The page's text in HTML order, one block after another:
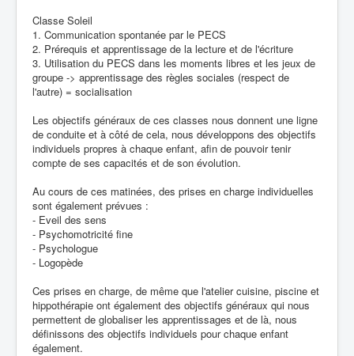
Classe Soleil
1. Communication spontanée par le PECS
2. Prérequis et apprentissage de la lecture et de l'écriture
3. Utilisation du PECS dans les moments libres et les jeux de
groupe -> apprentissage des règles sociales (respect de
l'autre) = socialisation
Les objectifs généraux de ces classes nous donnent une ligne
de conduite et à côté de cela, nous développons des objectifs
individuels propres à chaque enfant, afin de pouvoir tenir
compte de ses capacités et de son évolution.
Au cours de ces matinées, des prises en charge individuelles
sont également prévues :
- Eveil des sens
- Psychomotricité fine
- Psychologue
- Logopède
Ces prises en charge, de même que l'atelier cuisine, piscine et
hippothérapie ont également des objectifs généraux qui nous
permettent de globaliser les apprentissages et de là, nous
définissons des objectifs individuels pour chaque enfant
également.